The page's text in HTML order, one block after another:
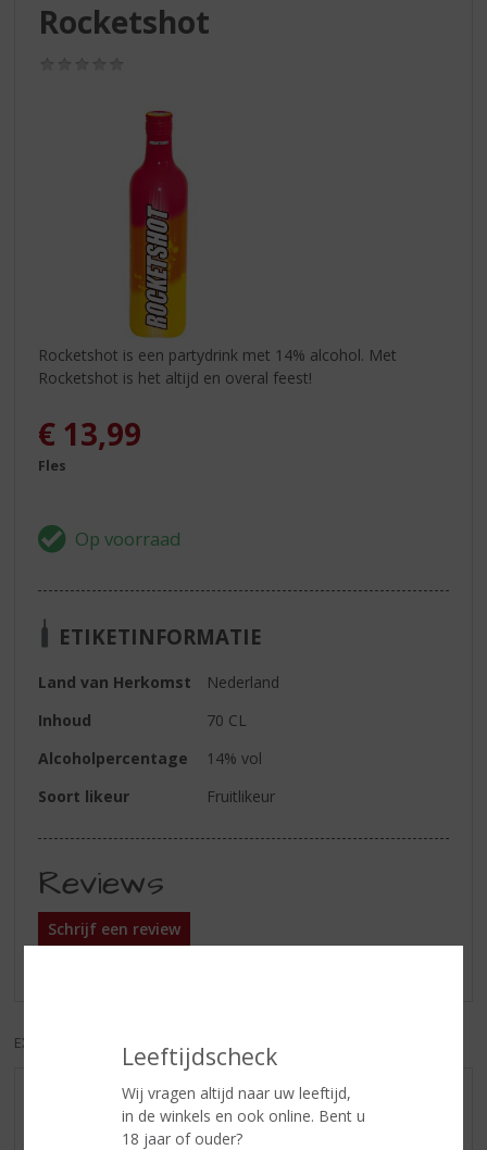
Leeftijdscheck
Wij vragen altijd naar uw leeftijd,
in de winkels en ook online. Bent u
18 jaar of ouder?
Rocketshot
Rocketshot is een partydrink met 14% alcohol. Met
Rocketshot is het altijd en overal feest!
€ 13,99
Fles
ETIKETINFORMATIE
Land van Herkomst
Nederland
Inhoud
70 CL
Alcoholpercentage
14% vol
Soort likeur
Fruitlikeur
Reviews
Schrijf een review
EXCL. BTW
AANBIEDINGEN
WIJN VAN DE MAAND